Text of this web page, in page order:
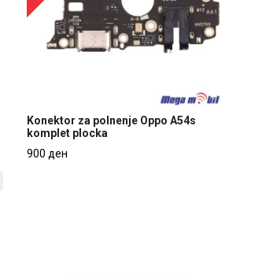
Konektor za polnenje Oppo A54s
Konektor za polnenje Oppo A54s
komplet plocka
900 ден